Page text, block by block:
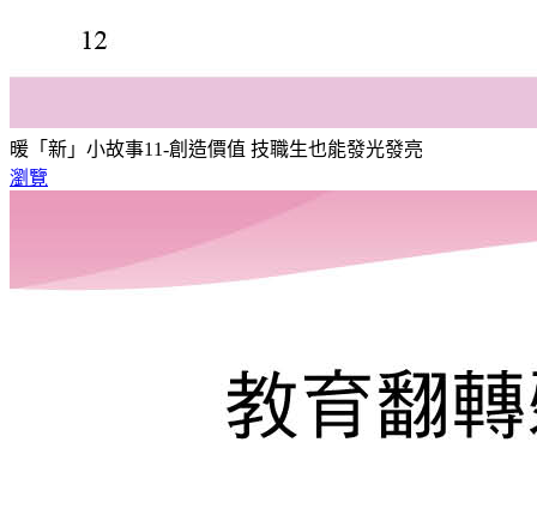
暖「新」小故事11-創造價值 技職生也能發光發亮
瀏覽